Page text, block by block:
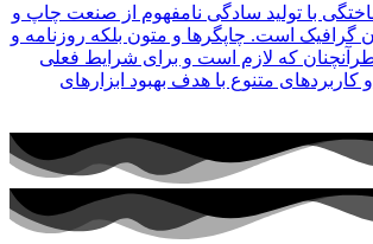
با تولید سادگی نامفهوم از صنعت چاپ و
گرافیک است. چاپگرها و متون بلکه روزنامه و
که لازم است و برای شرایط فعلی
کاربردهای متنوع با هدف بهبود ابزارهای